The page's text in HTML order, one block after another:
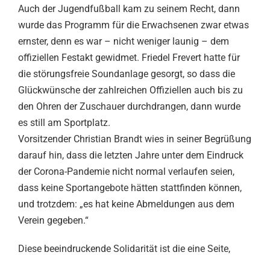
Auch der Jugendfußball kam zu seinem Recht, dann
wurde das Programm für die Erwachsenen zwar etwas
ernster, denn es war – nicht weniger launig – dem
offiziellen Festakt gewidmet. Friedel Frevert hatte für
die störungsfreie Soundanlage gesorgt, so dass die
Glückwünsche der zahlreichen Offiziellen auch bis zu
den Ohren der Zuschauer durchdrangen, dann wurde
es still am Sportplatz.
Vorsitzender Christian Brandt wies in seiner Begrüßung
darauf hin, dass die letzten Jahre unter dem Eindruck
der Corona-Pandemie nicht normal verlaufen seien,
dass keine Sportangebote hätten stattfinden können,
und trotzdem: „es hat keine Abmeldungen aus dem
Verein gegeben.“
Diese beeindruckende Solidarität ist die eine Seite,